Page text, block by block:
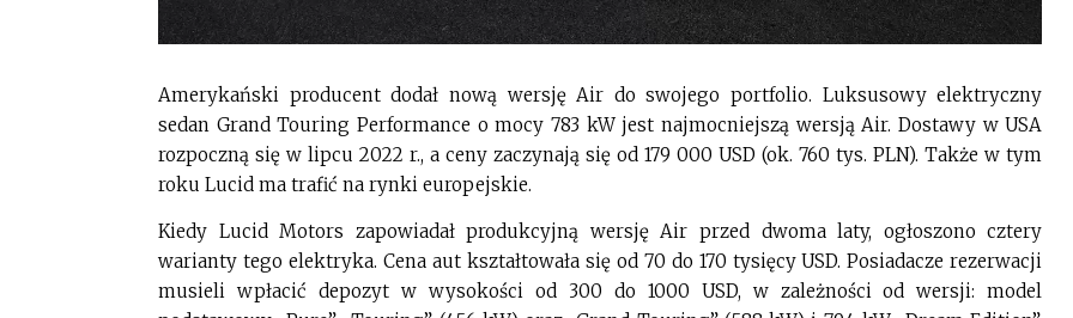
Amerykański producent dodał nową wersję Air do swojego portfolio. Luksusowy elektryczny
sedan Grand Touring Performance o mocy 783 kW jest najmocniejszą wersją Air. Dostawy w USA
rozpoczną się w lipcu 2022 r., a ceny zaczynają się od 179 000 USD (ok. 760 tys. PLN). Także w tym
roku Lucid ma trafić na rynki europejskie.
Kiedy Lucid Motors zapowiadał produkcyjną wersję Air przed dwoma laty, ogłoszono cztery
warianty tego elektryka. Cena aut kształtowała się od 70 do 170 tysięcy USD. Posiadacze rezerwacji
musieli wpłacić depozyt w wysokości od 300 do 1000 USD, w zależności od wersji: model